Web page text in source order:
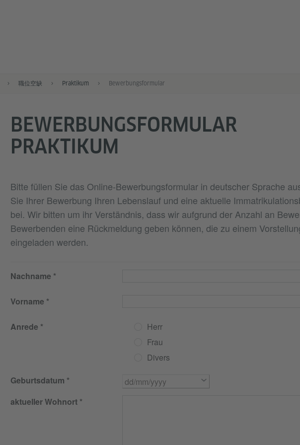
職位空缺 Praktikum Bewerbungsformular
BEWERBUNGSFORMULAR
PRAKTIKUM
Bitte füllen Sie das Online-Bewerbungsformular in deutscher Sprache
Sie Ihrer Bewerbung Ihren Lebenslauf und eine aktuelle
bei. Wir bitten um ihr Verständnis, dass wir aufgrund der Anzahl an
Bewerbenden eine Rückmeldung geben können, die zu einem
eingeladen werden.
Nachname
Vorname
Anrede
Herr
Frau
Divers
Geburtsdatum
aktueller Wohnort